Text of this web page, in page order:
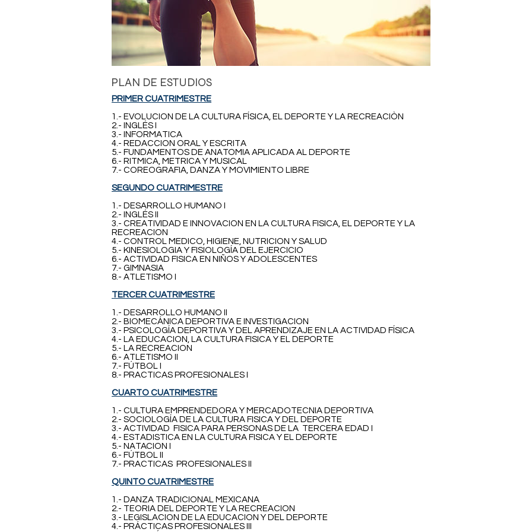
PLAN DE ESTUDIOS
PRIMER CUATRIMESTRE
1.- EVOLUCION DE LA CULTURA FÍSICA, EL DEPORTE Y LA RECREACIÒN
2.- INGLÉS I
3.- INFORMATICA
4.- REDACCION ORAL Y ESCRITA
5.- FUNDAMENTOS DE ANATOMIA APLICADA AL DEPORTE
6.- RITMICA, METRICA Y MUSICAL
7.- COREOGRAFIA, DANZA Y MOVIMIENTO LIBRE
SEGUNDO CUATRIMESTRE
1.- DESARROLLO HUMANO I
2.- INGLÉS II
3.- CREATIVIDAD E INNOVACION EN LA CULTURA FISICA, EL DEPORTE Y LA
RECREACION
4.- CONTROL MEDICO, HIGIENE, NUTRICION Y SALUD
5.- KINESIOLOGIA Y FISIOLOGÍA DEL EJERCICIO
6.- ACTIVIDAD FISICA EN NIÑOS Y ADOLESCENTES
7.- GIMNASIA
8.- ATLETISMO I
TERCER CUATRIMESTRE
1.- DESARROLLO HUMANO II
2.- BIOMECÁNICA DEPORTIVA E INVESTIGACION
3.- PSICOLOGÍA DEPORTIVA Y DEL APRENDIZAJE EN LA ACTIVIDAD FÍSICA
4.- LA EDUCACION, LA CULTURA FISICA Y EL DEPORTE
5.- LA RECREACION
6.- ATLETISMO II
7.- FÚTBOL I
8.- PRACTICAS PROFESIONALES I
CUARTO CUATRIMESTRE
1.- CULTURA EMPRENDEDORA Y MERCADOTECNIA DEPORTIVA
2.- SOCIOLOGÍA DE LA CULTURA FISICA Y DEL DEPORTE
3.- ACTIVIDAD FISICA PARA PERSONAS DE LA TERCERA EDAD I
4.- ESTADISTICA EN LA CULTURA FISICA Y EL DEPORTE
5.- NATACION I
6.- FÚTBOL II
7.- PRACTICAS PROFESIONALES II
QUINTO CUATRIMESTRE
1.- DANZA TRADICIONAL MEXICANA
2.- TEORIA DEL DEPORTE Y LA RECREACION
3.- LEGISLACION DE LA EDUCACION Y DEL DEPORTE
4.- PRÁCTICAS PROFESIONALES III